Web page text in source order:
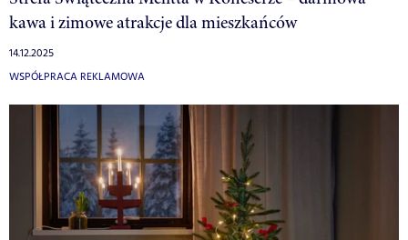
kawa i zimowe atrakcje dla mieszkańców
14.12.2025
WSPÓŁPRACA REKLAMOWA